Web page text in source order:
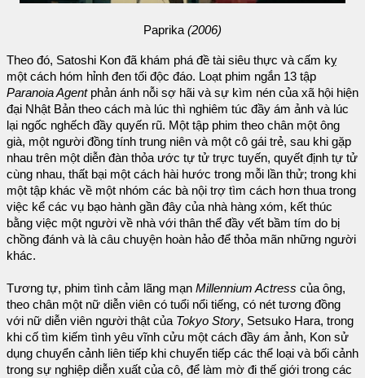
Paprika (2006)
Theo đó, Satoshi Kon đã khám phá đề tài siêu thực và cấm kỵ
một cách hóm hỉnh đen tối độc đáo. Loạt phim ngắn 13 tập
Paranoia Agentphản ánh nỗi sợ hãi và sự kìm nén của xã hội hiện
đại Nhật Bản theo cách mà lúc thì nghiêm túc đầy ám ảnh và lúc
lại ngốc nghếch đầy quyến rũ. Một tập phim theo chân một ông
già, một người đồng tính trung niên và một cô gái trẻ, sau khi gặp
nhau trên một diễn đàn thỏa ước tự tử trực tuyến, quyết định tự tử
cùng nhau, thất bại một cách hài hước trong mỗi lần thử; trong khi
một tập khác về một nhóm các bà nội trợ tìm cách hơn thua trong
việc kể các vụ bạo hành gần đây của nhà hàng xóm, kết thúc
bằng việc một người về nhà với thân thể đầy vết bầm tím do bị
chồng đánh và là câu chuyện hoàn hảo để thỏa mãn những người
khác.
Tương tự, phim tình cảm lãng mạn Millennium Actress của ông,
theo chân một nữ diễn viên có tuổi nổi tiếng, có nét tương đồng
với nữ diễn viên người thật của Tokyo Story, Setsuko Hara, trong
khi cố tìm kiếm tình yêu vĩnh cửu một cách đầy ám ảnh, Kon sử
dụng chuyển cảnh liên tiếp khi chuyển tiếp các thể loại và bối cảnh
trong sự nghiệp diễn xuất của cô, để làm mờ đi thế giới trong các